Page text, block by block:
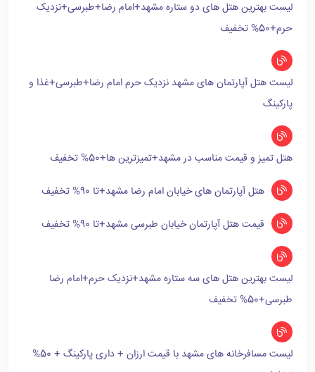
لیست بهترین هتل های دو ستاره مشهد+امام رضا+طبرسی+نزدیک
حرم+50% تخفیف
لیست هتل آپارتمان های مشهد نزدیک حرم امام رضا+طبرسی+غذا و
پارکینگ
هتل تمیز و قیمت مناسب در مشهد+تمیزترین ها+50% تخفیف
هتل آپارتمان های خیابان امام رضا مشهد+تا 90% تخفیف
قیمت هتل آپارتمان خیابان طبرسی مشهد+تا 90% تخفیف
لیست بهترین هتل های سه ستاره مشهد+نزدیک حرم+امام رضا
طبرسی+50% تخفیف
لیست مسافرخانه های مشهد با قیمت ارزان + داری پارکینگ + 50%